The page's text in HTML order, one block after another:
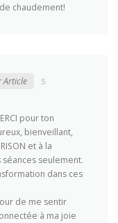
chaudement!
Article
5
pour ton
bienveillant,
et à la
séances seulement.
dans ces
de me sentir
à ma joie